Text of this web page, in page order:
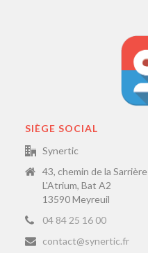
SIÈGE SOCIAL
Synertic
43, chemin de la Sarrière
L'Atrium, Bat A2
13590 Meyreuil
04 84 25 16 00
contact@synertic.fr